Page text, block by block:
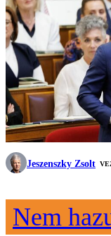
Jeszenszky Zsolt
Nem